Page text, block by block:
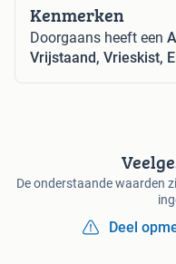
Kenmerken
Doorgaans heeft een
Vrijstaand, Vrieskist,
De onderstaande waarden
Deel